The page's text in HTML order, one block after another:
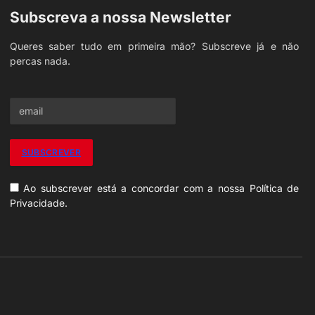
Subscreva a nossa Newsletter
Queres saber tudo em primeira mão? Subscreve já e não
percas nada.
Ao subscrever está a concordar com a nossa Política de
Privacidade.